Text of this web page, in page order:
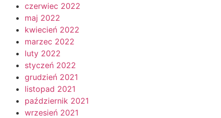
czerwiec 2022
maj 2022
kwiecień 2022
marzec 2022
luty 2022
styczeń 2022
grudzień 2021
listopad 2021
październik 2021
wrzesień 2021